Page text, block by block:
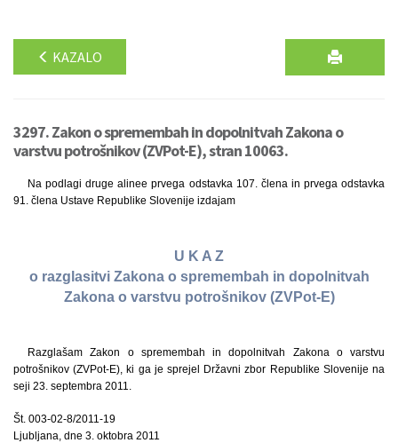
KAZALO
3297. Zakon o spremembah in dopolnitvah Zakona o
varstvu potrošnikov (ZVPot-E), stran 10063.
Na podlagi druge alinee prvega odstavka 107. člena in prvega odstavka
91. člena Ustave Republike Slovenije izdajam
U K A Z
o razglasitvi Zakona o spremembah in dopolnitvah
Zakona o varstvu potrošnikov (ZVPot-E)
Razglašam Zakon o spremembah in dopolnitvah Zakona o varstvu
potrošnikov (ZVPot-E), ki ga je sprejel Državni zbor Republike Slovenije na
seji 23. septembra 2011.
Št. 003-02-8/2011-19
Ljubljana, dne 3. oktobra 2011